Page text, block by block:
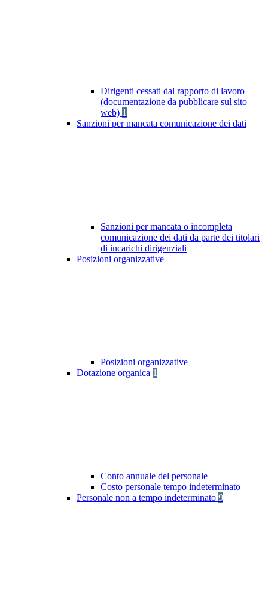
Dirigenti cessati dal rapporto di lavoro
(documentazione da pubblicare sul sito
web) 1
Sanzioni per mancata comunicazione dei dati
Sanzioni per mancata o incompleta
comunicazione dei dati da parte dei titolari
di incarichi dirigenziali
Posizioni organizzative
Posizioni organizzative
Dotazione organica 1
Conto annuale del personale
Costo personale tempo indeterminato
Personale non a tempo indeterminato 9